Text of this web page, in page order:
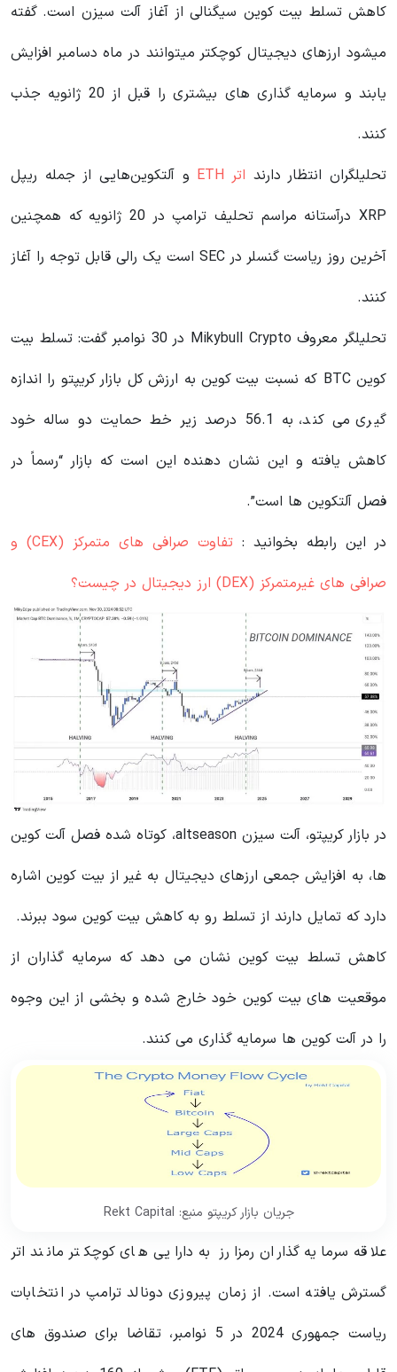
کاهش تسلط بیت کوین سیگنالی از آغاز آلت سیزن است. گفته
میشود ارزهای دیجیتال کوچکتر میتوانند در ماه دسامبر افزایش
یابند و سرمایه گذاری های بیشتری را قبل از 20 ژانویه جذب
کنند.
تحلیلگران انتظار دارند اتر ETH
و آلتکوین‌هایی از جمله ریپل
XRP درآستانه مراسم تحلیف ترامپ در 20 ژانویه که همچنین
آخرین روز ریاست گنسلر در SEC است یک رالی قابل توجه را آغاز
کنند.
تحلیلگر معروف Mikybull Crypto در 30 نوامبر گفت: تسلط بیت
کوین BTC که نسبت بیت کوین به ارزش کل بازار کریپتو را اندازه
گیری می کند، به 56.1 درصد زیر خط حمایت دو ساله خود
کاهش یافته و این نشان دهنده این است که بازار “رسماً در
فصل آلتکوین ها است”.
در این رابطه بخوانید‌ :
تفاوت صرافی های متمرکز (CEX) و
صرافی های غیرمتمرکز (DEX) ارز دیجیتال در چیست؟
در بازار کریپتو، آلت سیزن altseason، کوتاه شده فصل آلت کوین
ها، به افزایش جمعی ارزهای دیجیتال به غیر از بیت کوین اشاره
دارد که تمایل دارند از تسلط رو به کاهش بیت کوین سود ببرند.
کاهش تسلط بیت کوین نشان می دهد که سرمایه گذاران از
موقعیت های بیت کوین خود خارج شده و بخشی از این وجوه
را در آلت کوین ها سرمایه گذاری می کنند.
جریان بازار کریپتو منبع: Rekt Capital
علاقه سرمایه گذاران رمزارز به دارایی های کوچکتر مانند اتر
گسترش یافته است. از زمان پیروزی دونالد ترامپ در انتخابات
ریاست جمهوری 2024 در 5 نوامبر، تقاضا برای صندوق های